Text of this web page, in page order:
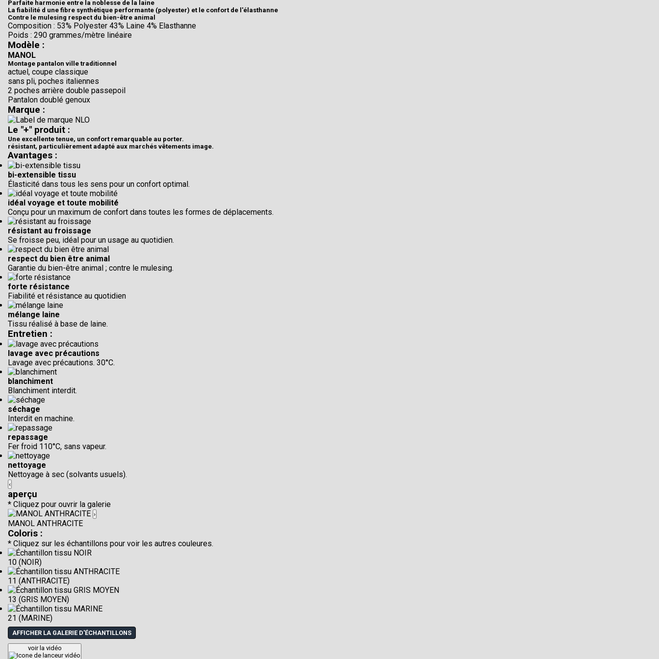
Parfaite harmonie entre la noblesse de la laine
La fiabilité d une fibre synthétique performante (polyester) et le confort de l'élasthanne
Contre le mulesing respect du bien-être animal
Composition : 53% Polyester 43% Laine 4% Elasthanne
Poids : 290 grammes/mètre linéaire
Modèle :
MANOL
Montage pantalon ville traditionnel
actuel, coupe classique
sans pli, poches italiennes
2 poches arrière double passepoil
Pantalon doublé genoux
Marque :
Le "+" produit :
Une excellente tenue, un confort remarquable au porter.
résistant, particulièrement adapté aux marchés vêtements image.
Avantages :
bi-extensible tissu
Élasticité dans tous les sens pour un confort optimal.
idéal voyage et toute mobilité
Conçu pour un maximum de confort dans toutes les formes de déplacements.
résistant au froissage
Se froisse peu, idéal pour un usage au quotidien.
respect du bien être animal
Garantie du bien-être animal ; contre le mulesing.
forte résistance
Fiabilité et résistance au quotidien
mélange laine
Tissu réalisé à base de laine.
Entretien :
lavage avec précautions
Lavage avec précautions. 30°C.
blanchiment
Blanchiment interdit.
séchage
Interdit en machine.
repassage
Fer froid 110°C, sans vapeur.
nettoyage
Nettoyage à sec (solvants usuels).
‹
aperçu
* Cliquez pour ouvrir la galerie
›
MANOL ANTHRACITE
Coloris :
* Cliquez sur les échantillons pour voir les autres couleures.
10 (NOIR)
11 (ANTHRACITE)
13 (GRIS MOYEN)
21 (MARINE)
AFFICHER LA GALERIE D'ÉCHANTILLONS
voir la vidéo